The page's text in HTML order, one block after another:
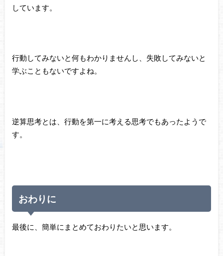
しています。
行動してみないと何もわかりませんし、失敗してみないと
学ぶこともないですよね。
逆算思考とは、行動を第一に考える思考でもあったようで
す。
おわりに
最後に、簡単にまとめておわりたいと思います。